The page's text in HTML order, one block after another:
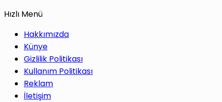
Hızlı Menü
Hakkımızda
Künye
Gizlilik Politikası
Kullanım Politikası
Reklam
İletişim